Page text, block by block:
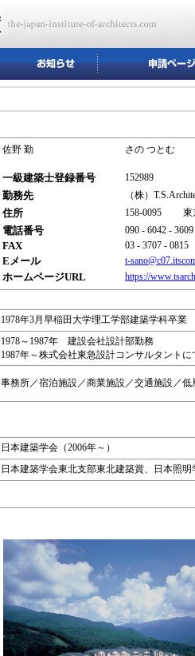
佐野 勤 さの つとむ
一級建築士登録番号 152989
勤務先 （株）
住所 158-0095 東
電話番号 090 - 6042 - 3609
FAX 03 - 3707 - 0815
Eメール t-
ホームページURL https://
1978年3月早稲田大学理工学部建築学科卒業
1978～1987年 建設会社設計部勤務
1987年～株式会社東急設計コンサルタント
事務所／宿泊施設／商業施設／交通施設／
日本建築学会（2006年～）
日本建築学会東北支部東北建築賞、日本照